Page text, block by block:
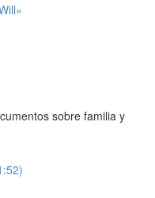
sobre familia y